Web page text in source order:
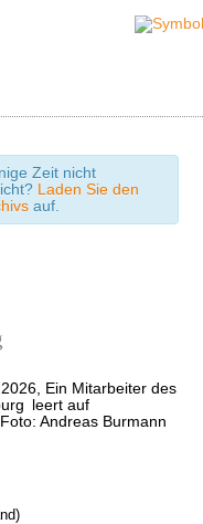
Zeit nicht
Laden Sie den
auf.
Ein Mitarbeiter des
leert auf
Andreas Burmann